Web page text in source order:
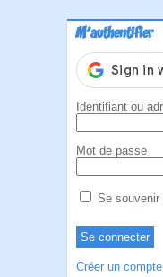
M'authentifier
Identifiant ou
Mot de passe
Se souvenir
Créer un compte